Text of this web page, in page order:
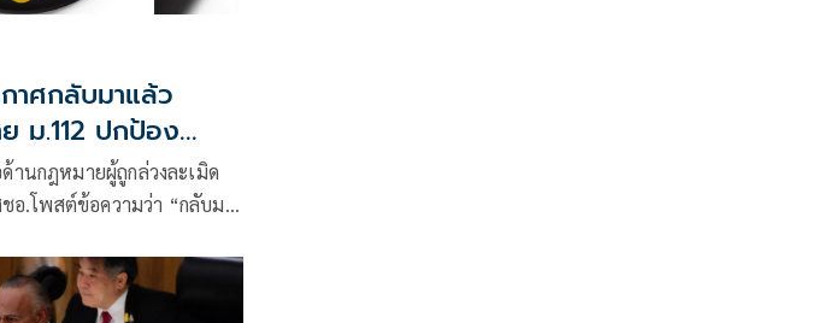
าศกลับมาแล้ว
ม.112 ปกป้อง
านกฎหมายผู้ถูกล่วงละเมิด
อ.โพสต์ข้อความว่า “กลับมา
ฎหมายในการปกป้อง ช